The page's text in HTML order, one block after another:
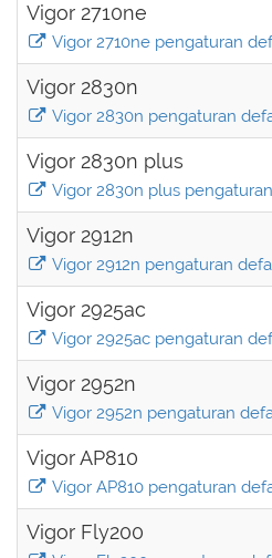
Vigor 2710ne
Vigor 2710ne pengaturan
Vigor 2830n
Vigor 2830n pengaturan
Vigor 2830n plus
Vigor 2830n plus
Vigor 2912n
Vigor 2912n pengaturan
Vigor 2925ac
Vigor 2925ac pengaturan
Vigor 2952n
Vigor 2952n pengaturan
Vigor AP810
Vigor AP810 pengaturan
Vigor Fly200